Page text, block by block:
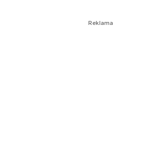
Reklama